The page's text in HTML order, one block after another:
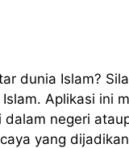
dunia Islam?
Aplikasi ini
negeri
yang